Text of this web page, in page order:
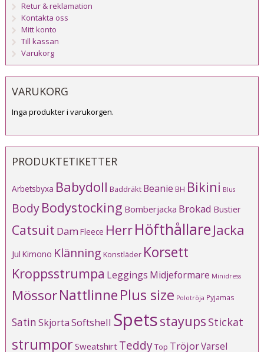
Retur & reklamation
Kontakta oss
Mitt konto
Till kassan
Varukorg
VARUKORG
Inga produkter i varukorgen.
PRODUKTETIKETTER
Arbetsbyxa Babydoll Baddräkt Beanie BH Bikini Blus
BodyBodystocking Bomberjacka Brokad Bustier
Catsuit Dam Fleece HerrHöfthållare Jacka
Jul Kimono Klänning Konstläder Korsett
Kroppsstrumpa Leggings Midjeformare Minidress
MössorNattlinnePlus size Polotröja Pyjamas
SatinSkjortaSoftshell Spetsstayups Stickat
strumporSweatshirt TeddyTop TröjorVarsel